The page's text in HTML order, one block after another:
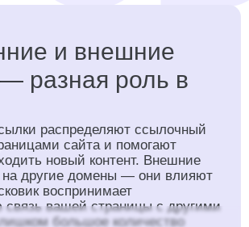
и внешние
разная роль в
распределяют ссылочный
сайта и помогают
новый контент. Внешние
на другие домены — они влияют
воспринимает
связь вашей страницы с другими
большое количество